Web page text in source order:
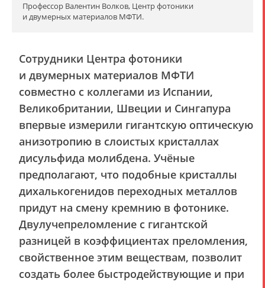
Профессор Валентин Волков, Центр фотоники
и двумерных материалов МФТИ.
Сотрудники Центра фотоники
и двумерных материалов МФТИ
совместно с коллегами из Испании,
Великобритании, Швеции и Сингапура
впервые измерили гигантскую оптическую
анизотропию в слоистых кристаллах
дисульфида молибдена. Учёные
предполагают, что подобные кристаллы
дихалькогенидов переходных металлов
придут на смену кремнию в фотонике.
Двулучепреломление с гигантской
разницей в коэффициентах преломления,
свойственное этим веществам, позволит
создать более быстродействующие и при